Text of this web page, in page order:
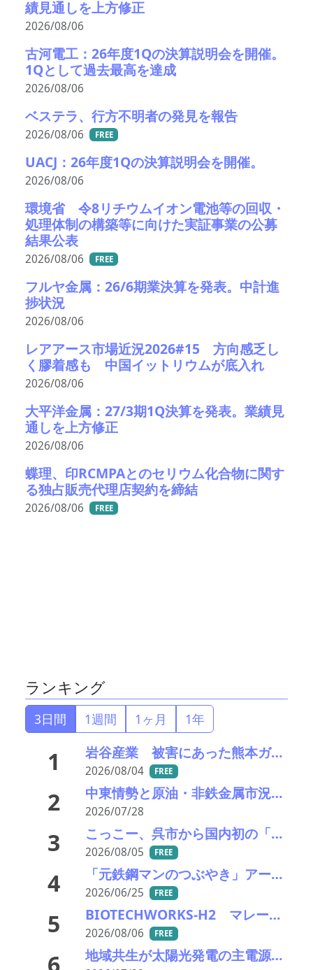
績見通しを上方修正
2026/08/06
古河電工：26年度1Qの決算説明会を開催。
1Qとして過去最高を達成
2026/08/06
ベステラ、行方不明者の発見を報告
2026/08/06 FREE
UACJ：26年度1Qの決算説明会を開催。
2026/08/06
環境省 令8リチウムイオン電池等の回収・
処理体制の構築等に向けた実証事業の公募
結果公表
2026/08/06 FREE
フルヤ金属：26/6期業決算を発表。中計進
捗状況
2026/08/06
レアアース市場近況2026#15 方向感乏し
く膠着感も 中国イットリウムが底入れ
2026/08/06
大平洋金属：27/3期1Q決算を発表。業績見
通しを上方修正
2026/08/06
蝶理、印RCMPAとのセリウム化合物に関す
る独占販売代理店契約を締結
2026/08/06 FREE
ランキング
3日間 1週間 1ヶ月 1年
1 岩谷産業 被害にあった熊本ガスセンターの稼働を再開
2026/08/04 FREE
2 中東情勢と原油・非鉄金属市況の行方――エモリファンドマネジメントの江守哲氏に聞く
2026/07/28
3 こっこー、呉市から国内初の「グリーン水素×資源再生」モデル構築に向けた実証実験を開始
2026/08/05 FREE
4 「元鉄鋼マンのつぶやき」アーカイブ
2026/06/25 FREE
5 BIOTECHWORKS-H2 マレーシア／廃棄物起源水素製造事業実施可能性調査事業が、経産省の令7年補正グローバルサウス未来志向型共創等事業費補助金に採択
2026/08/06 FREE
地域共生が太陽光発電の主電源化を加速——REASP佐藤代表が経産省に要請